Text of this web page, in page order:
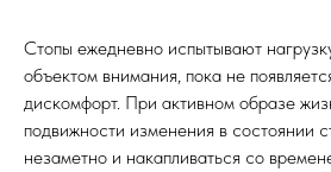
Стопы ежедневно испытывают
объектом внимания, пока не
дискомфорт. При активном образе
подвижности изменения в состоянии
незаметно и накапливаться со